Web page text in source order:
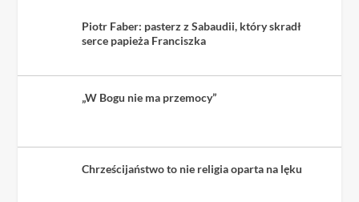
Piotr Faber: pasterz z Sabaudii, który skradł
serce papieża Franciszka
„W Bogu nie ma przemocy”
Chrześcijaństwo to nie religia oparta na lęku